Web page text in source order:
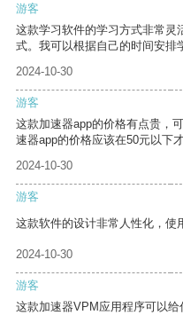
游客
这款学习软件的学习方式非常灵
式。我可以根据自己的时间安排
2024-10-30
游客
这款加速器app的价格有点贵，
速器app的价格应该在50元以下
2024-10-30
游客
这款软件的设计非常人性化，使
2024-10-30
游客
这款加速器VPM应用程序可以